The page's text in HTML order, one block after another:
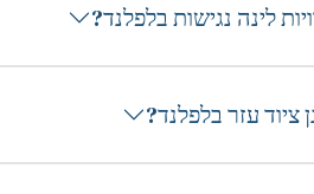
לינה נגישות בלפלנד?
ציוד עזר בלפלנד?